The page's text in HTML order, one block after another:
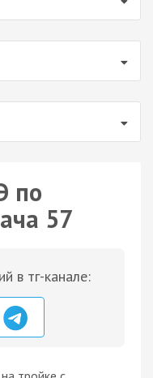
по
57
в тг-канале: